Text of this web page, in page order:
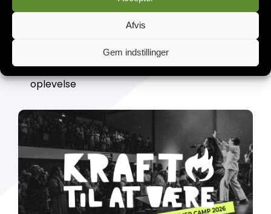
Afvis
Gem indstillinger
Gør Sommercamp til en endnu bedre
oplevelse